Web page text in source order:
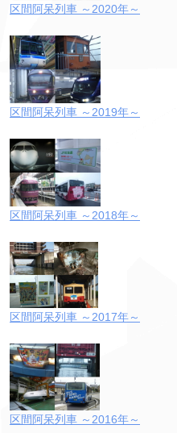
区間阿呆列車 ～2020年～
区間阿呆列車 ～2019年～
区間阿呆列車 ～2018年～
区間阿呆列車 ～2017年～
区間阿呆列車 ～2016年～